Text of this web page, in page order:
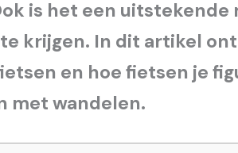
is het een uitstekende
krijgen. In dit artikel
en hoe fietsen je
met wandelen.